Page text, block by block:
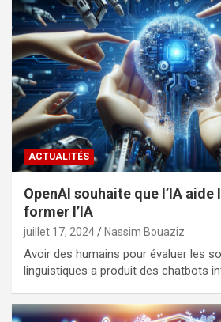
ACTUALITÉS
OpenAI souhaite que l’IA aide
former l’IA
juillet 17, 2024 Nassim Bouaziz
Avoir des humains pour évaluer les
linguistiques a produit des chatbots